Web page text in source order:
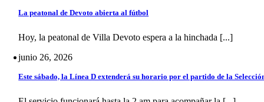
La peatonal de Devoto abierta al fútbol
Hoy, la peatonal de Villa Devoto espera a la hinchada [...]
junio 26, 2026
Este sábado, la Línea D extenderá su horario por el partido de la